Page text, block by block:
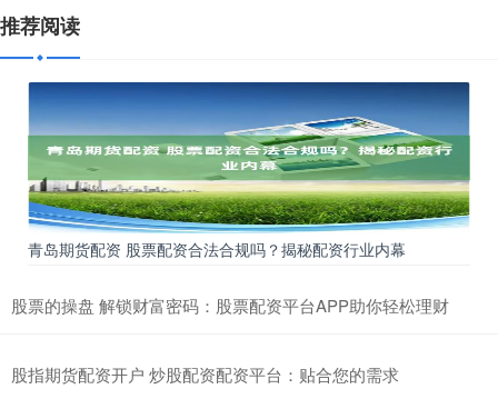
推荐阅读
青岛期货配资 股票配资合法合规吗？揭秘配资行业内幕
股票的操盘 解锁财富密码：股票配资平台APP助你轻松理财
股指期货配资开户 炒股配资配资平台：贴合您的需求